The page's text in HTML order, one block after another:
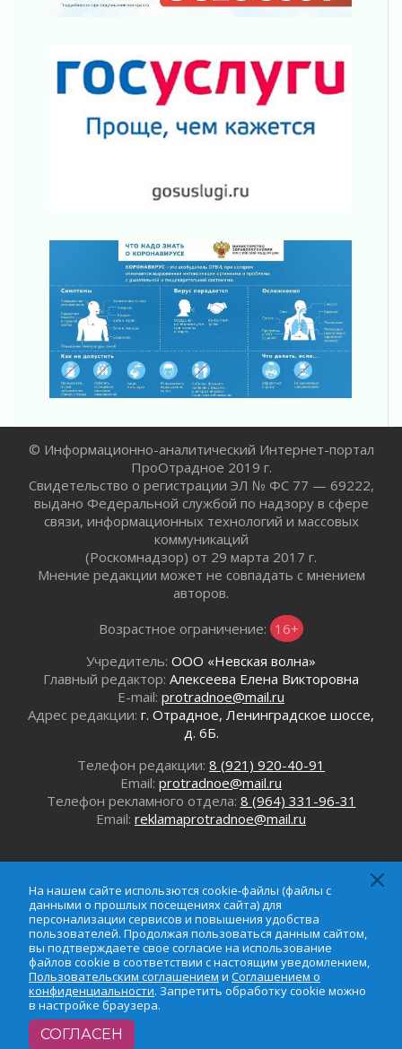
02 августа 2026
В Ивангороде назвали новых почетных
граждан Ленинградской области
02 августа 2026
Километровые столбы «Дороги жизни»
Ленобласть внедрила передовую подготовку
операторов БПЛА
02 августа 2026
В Ивангороде появилась «Избушка-
воробушка»
02 августа 2026
Юхла, мука, кантеле и Водяной
01 августа 2026
В Ленобласти открылась экспозиция к 150-
летию Билибина
01 августа 2026
Лето без гаджетов
Болезнь девственниц и вампиров
01 августа 2026
Безмолвный крик о помощи
01 августа 2026
01 августа 2026
Без заявлений и очередей
01 августа 2026
Не женское это дело...уверены?
Все силы в кулак
01 августа 2026
Айда на пляж!
Один в поле — не воин
01 августа 2026
Пик топливного кризиса в регионе прошёл
31 июля 2026
О мужестве, долге и стойкости
31 июля 2026
Ленинградцы — бойцам «Барс-Ленинградец»
31 июля 2026
Маршрутами будущего — к заветной цели
© Информационно-аналитический Интернет-портал
ПроОтрадное 2019 г.
Свидетельство о регистрации ЭЛ № ФС 77 — 69222,
выдано Федеральной службой по надзору в сфере
связи, информационных технологий и массовых
коммуникаций
(Роскомнадзор) от 29 марта 2017 г.
Мнение редакции может не совпадать с мнением
авторов.
Возрастное ограничение: 16+
Учредитель: ООО «Невская волна»
Главный редактор: Алексеева Елена Викторовна
E-mail: protradnoe@mail.ru
Адрес редакции: г. Отрадное, Ленинградское шоссе,
д. 6Б.
Телефон редакции: 8 (921) 920-40-91
Email: protradnoe@mail.ru
Телефон рекламного отдела: 8 (964) 331-96-31
Email: reklamaprotradnoe@mail.ru
На нашем сайте использются cookie-файлы (файлы с
данными о прошлых посещениях сайта) для
персонализации сервисов и повышения удобства
пользователей. Продолжая пользоваться данным
На нашем сайте использются cookie-файлы (файлы с
данными о прошлых посещениях сайта) для
персонализации сервисов и повышения удобства
пользователей. Продолжая пользоваться данным сайтом,
вы подтверждаете свое согласие на использование
файлов cookie в соответствии с настоящим уведомлением,
Пользовательским соглашением и Соглашением о
конфиденциальности. Запретить обработку cookie можно
в настройке браузера.
СОГЛАСЕН